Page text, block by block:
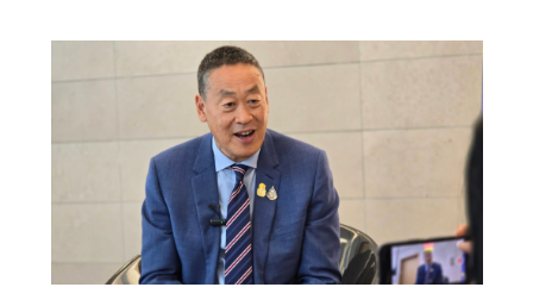
นายเศรษฐา ทวีสิน อดีตนายกรัฐมนตรี เข้ารับรางวัลเกียรติยศ
เพื่อยกย่องเชิดชูเกียรติ ในฐานะผู้ริเริ่มผลักดันโครงการ
Thailand Zero Dropout ให้เป็นวาระแห่งชาติ คืนโอกาสและ
อนาคตให้เด็กและเยาวชนนอกระบบการศึกษาไทย